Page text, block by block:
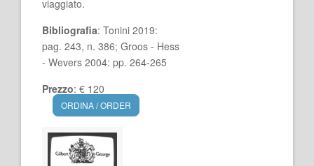
viaggiato.
Bibliografia: Tonini 2019:
pag. 243, n. 386; Groos - Hess
- Wevers 2004: pp. 264-265
Prezzo: € 120
ORDINA / ORDER